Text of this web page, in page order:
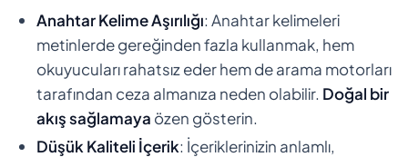
Anahtar Kelime Aşırılığı: Anahtar kelimeleri
metinlerde gereğinden fazla kullanmak, hem
okuyucuları rahatsız eder hem de arama motorları
tarafından ceza almanıza neden olabilir. Doğal bir
akış sağlamaya özen gösterin.
Düşük Kaliteli İçerik: İçeriklerinizin anlamlı,